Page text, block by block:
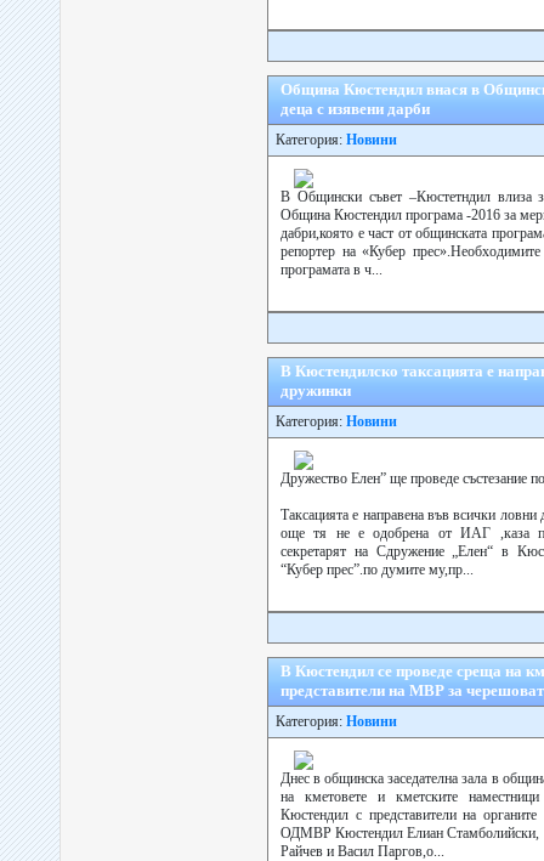
Община Кюстендил внася в
деца с изявени дарби
Категория: Новини
В Общински съвет –Кюстетндил влиза
Община Кюстендил програма -2016 за
дабри,която е част от общинската
репортер на «Кубер
програмата в ч...
В Кюстендилско таксацията е
дружинки
Категория: Новини
Дружество Елен” ще проведе състезание
Таксацията е направена във всички
още тя не е одобрена от ИАГ ,каза
секретарят на Сдружение „Елен“ в
“Кубер прес”.по думите му,пр...
В Кюстендил се проведе среща на
представители на МВР за
Категория: Новини
Днес в общинска заседателна зала в
на кметовете и кметските
Кюстендил с представители на
ОДМВР Кюстендил Елиан Стамболийски,
Райчев и Васил Паргов,о...